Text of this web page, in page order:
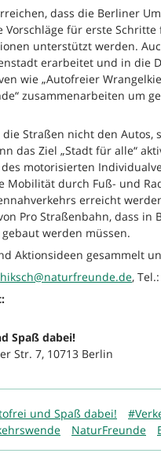
dass die Berliner
für erste
unterstützt werden.
erarbeitet und in die
wie „Autofreier
zusammenarbeiten um
die Straßen nicht den
das Ziel „Stadt für alle“
motorisierten
Mobilität durch Fuß- und
erreicht
Pro Straßenbahn, dass in
werden müssen.
Aktionsideen gesammelt
hiksch@naturfreunde.de,
Spaß dabei!
Str. 7, 10713 Berlin
und Spaß dabei!
NaturFreunde